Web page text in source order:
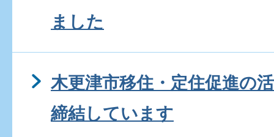
ました
木更津市移住・定住促進の
締結しています